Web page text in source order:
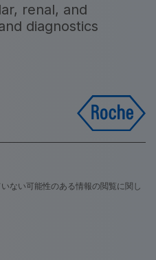
renal, and
diagnostics
ない可能性のある情報の閲覧に関し